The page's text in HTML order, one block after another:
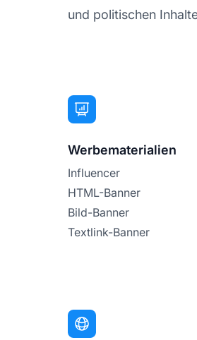
und politischen
Werbematerialien
Influencer
HTML-Banner
Bild-Banner
Textlink-Banner